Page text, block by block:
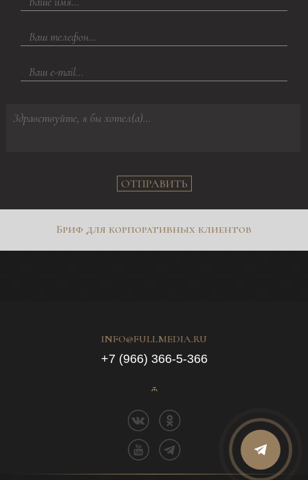
ОТПРАВИТЬ
Бриф для корпоративных клиентов
INFO@FULLMEDIA.RU
+7 (966) 366-5-366